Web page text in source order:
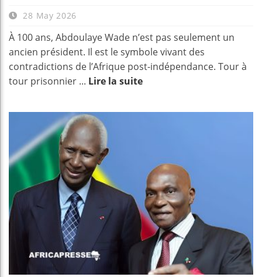
28 May 2026
À 100 ans, Abdoulaye Wade n’est pas seulement un
ancien président. Il est le symbole vivant des
contradictions de l’Afrique post-indépendance. Tour à
tour prisonnier ... Lire la suite